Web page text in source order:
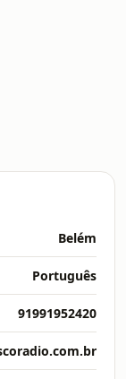
Belém
Português
91991952420